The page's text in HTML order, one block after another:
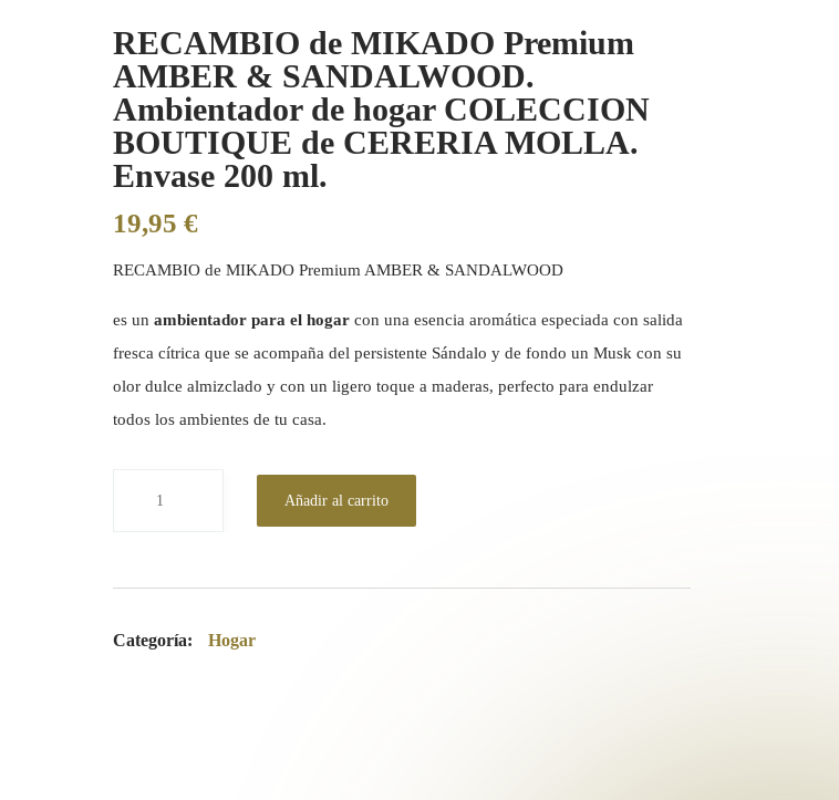
RECAMBIO de MIKADO Premium
AMBER & SANDALWOOD.
Ambientador de hogar COLECCION
BOUTIQUE de CERERIA MOLLA.
Envase 200 ml.
19,95€
RECAMBIO de MIKADO Premium AMBER & SANDALWOOD
es unambientador para el hogarcon una esencia aromática especiada con salida
fresca cítrica que se acompaña del persistente Sándalo y de fondo un Musk con su
olor dulce almizclado y con un ligero toque a maderas, perfecto para endulzar
todos los ambientes de tu casa.
Añadir al carrito
Categoría: Hogar